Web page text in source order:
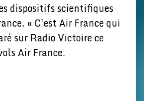
dispositifs scientifiques
« C’est Air France qui
sur Radio Victoire ce
Air France.